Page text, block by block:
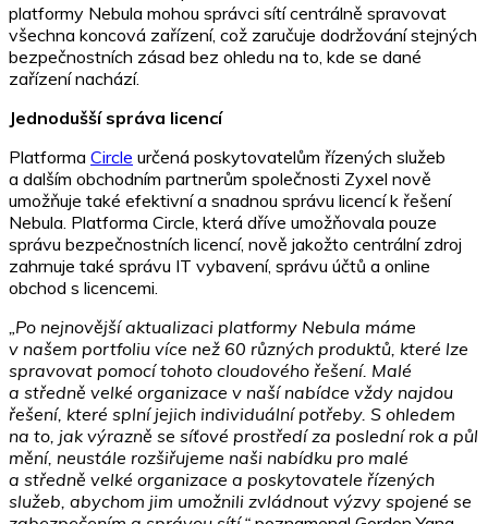
platformy Nebula mohou správci sítí centrálně spravovat
všechna koncová zařízení, což zaručuje dodržování stejných
bezpečnostních zásad bez ohledu na to, kde se dané
zařízení nachází.
Jednodušší správa licencí
Platforma Circle určená poskytovatelům řízených služeb
a dalším obchodním partnerům společnosti Zyxel nově
umožňuje také efektivní a snadnou správu licencí k řešení
Nebula. Platforma Circle, která dříve umožňovala pouze
správu bezpečnostních licencí, nově jakožto centrální zdroj
zahrnuje také správu IT vybavení, správu účtů a online
obchod s licencemi.
„Po nejnovější aktualizaci platformy Nebula máme
v našem portfoliu více než 60 různých produktů, které lze
spravovat pomocí tohoto cloudového řešení. Malé
a středně velké organizace v naší nabídce vždy najdou
řešení, které splní jejich individuální potřeby. S ohledem
na to, jak výrazně se síťové prostředí za poslední rok a půl
mění, neustále rozšiřujeme naši nabídku pro malé
a středně velké organizace a poskytovatele řízených
služeb, abychom jim umožnili zvládnout výzvy spojené se